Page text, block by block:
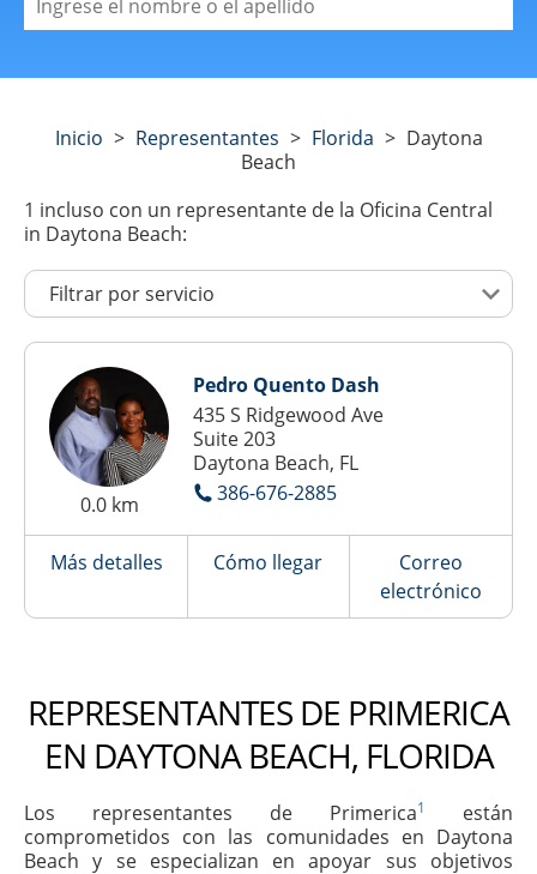
Inicio > Representantes > Florida > Daytona
Beach
1 incluso con un representante de la Oficina Central
in Daytona Beach:
0.0 km
Pedro Quento Dash
435 S Ridgewood Ave
Suite 203
Daytona Beach, FL
386-676-2885
Más detalles Cómo llegar
Correo
electrónico
REPRESENTANTES DE PRIMERICA
EN DAYTONA BEACH, FLORIDA
Los representantes de Primerica1
están
comprometidos con las comunidades en Daytona
Beach y se especializan en apoyar sus objetivos